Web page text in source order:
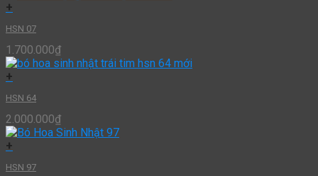
+
HSN 07
1.700.000₫
+
HSN 64
2.000.000₫
+
HSN 97